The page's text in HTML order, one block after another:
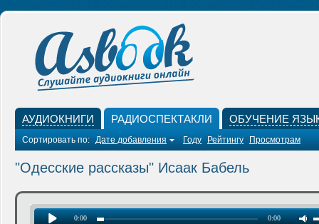
АУДИОКНИГИ РАДИОСПЕКТАКЛИ ОБУЧЕНИЕ
Сортировать по: Дате добавления Году Рейтингу Просмотрам
"Одесские рассказы" Исаак Бабель
0:00 0:00